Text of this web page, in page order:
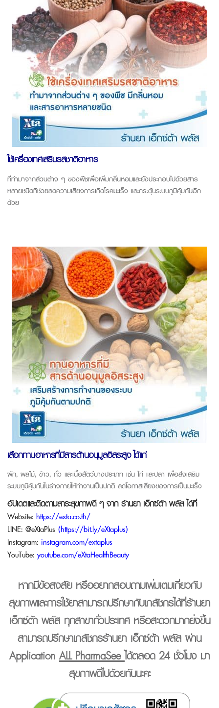
ใช้เครื่องเทศเสริมรสชาติอาหาร
ที่ทำมาจากส่วนต่าง ๆ ของพืชเพื่อเพิ่มกลิ่นหอมและยังประกอบไปด้วยสาร
หลายชนิดที่ช่วยลดความเสี่ยงการเกิดโรคมะเร็ง และกระตุ้นระบบภูมิคุ้มกันอีก
ด้วย
เลือกทานอาหารที่มีสารต้านอนุมูลอิสระสูง ได้เเก่
ผัก, ผลไม้, ข้าว, ถั่ว และเนื้อสัตว์บางประเภท เช่น ไก่ และปลา เพื่อส่งเสริม
ระบบภูมิคุ้มกันในร่างกายให้ทำงานเป็นปกติ ลดโอกาสเสี่ยงของการเป็นมะเร็ง
อัปเดตและติดตามสาระสุขภาพดี ๆ จากร้านยา เอ็กซ์ต้า พลัสได้ที่
Website: https://exta.co.th/
LINE: @eXtaPlus (https://bit.ly/eXtaplus)
Instagram: instagram.com/extaplus
YouTube: youtube.com/eXtaHealthBeauty
หากมีข้อสงสัย หรืออยากสอบถามเพิ่มเติมเกี่ยวกับ
สุขภาพและการใช้ยาสามารถปรึกษากับเภสัชกรได้ที่ร้านยา
เอ็กซ์ต้า พลัสทุกสาขาทั่วประเทศ หรือสะดวกมากยิ่งขึ้น
สามารถปรึกษาเภสัชกรร้านยา เอ็กซ์ต้า พลัส ผ่าน
Application ALL PharmaSeeได้ตลอด 24 ชั่วโมง มา
สุขภาพดีไปด้วยกันนะคะ